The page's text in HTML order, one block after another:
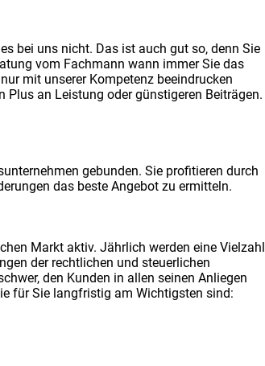
bei uns nicht. Das ist auch gut so, denn Sie
vom Fachmann wann immer Sie das
mit unserer Kompetenz beeindrucken
Plus an Leistung oder günstigeren Beiträgen.
gebunden. Sie profitieren durch
das beste Angebot zu ermitteln.
Markt aktiv. Jährlich werden eine Vielzahl
der rechtlichen und steuerlichen
den Kunden in allen seinen Anliegen
für Sie langfristig am Wichtigsten sind: